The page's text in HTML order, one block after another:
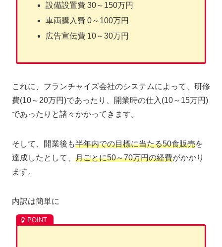
設備設置費 30～150万円
車両購入費 0～100万円
広告宣伝費 10～30万円
これに、フランチャイズ会社のシステムによって、研修
費(10～20万円)であったり、開業時の仕入(10～15万円)
であったりと諸々かかってきます。
そして、開業後も半年内での目標に当たる50食販売を
達成したとして、 月ごとに50～70万円の経費がかかり
ます。
内訳は簡単に